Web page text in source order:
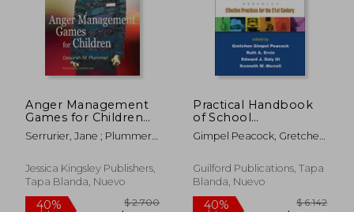
50%
dcto. $ 1.566
40%
dcto.
Anger Management
Games for Children
(en Inglés)
Serrurier, Jane ; Plummer,
Jessica Kingsley Publishers,
Tapa Blanda, Nuevo
Practical Handbook
of School
Psychology: Effective
Practices for the 21st
Gimpel Peacock, Gretchen
Edward J.
Guilford Publications, Tapa
Blanda, Nuevo